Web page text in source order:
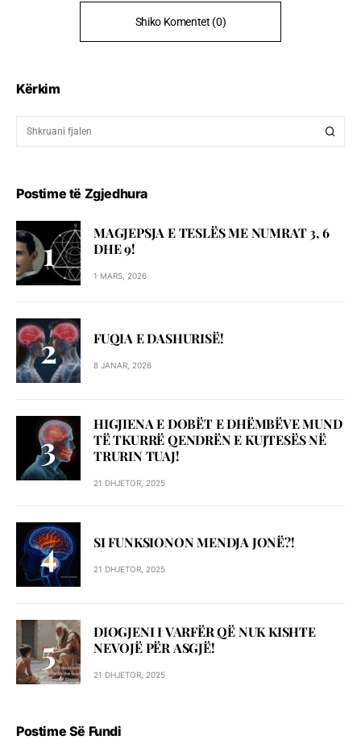
Shiko Komentet (0)
Kërkim
Postime të Zgjedhura
MAGJEPSJA E TESLËS ME NUMRAT 3, 6
DHE 9!
1 MARS, 2026
FUQIA E DASHURISË!
8 JANAR, 2026
HIGJIENA E DOBËT E DHËMBËVE MUND
TË TKURRË QENDRËN E KUJTESËS NË
TRURIN TUAJ!
21 DHJETOR, 2025
SI FUNKSIONON MENDJA JONË?!
21 DHJETOR, 2025
DIOGJENI I VARFËR QË NUK KISHTE
NEVOJË PËR ASGJË!
21 DHJETOR, 2025
Postime Së Fundi